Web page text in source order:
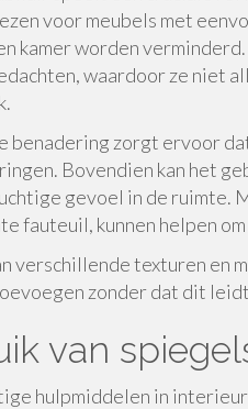
voor meubels met
kamer worden
waardoor ze niet
benadering zorgt ervoor
Bovendien kan het
gevoel in de ruimte.
fauteuil, kunnen helpen
verschillende texturen en
zonder dat dit
van
hulpmiddelen in